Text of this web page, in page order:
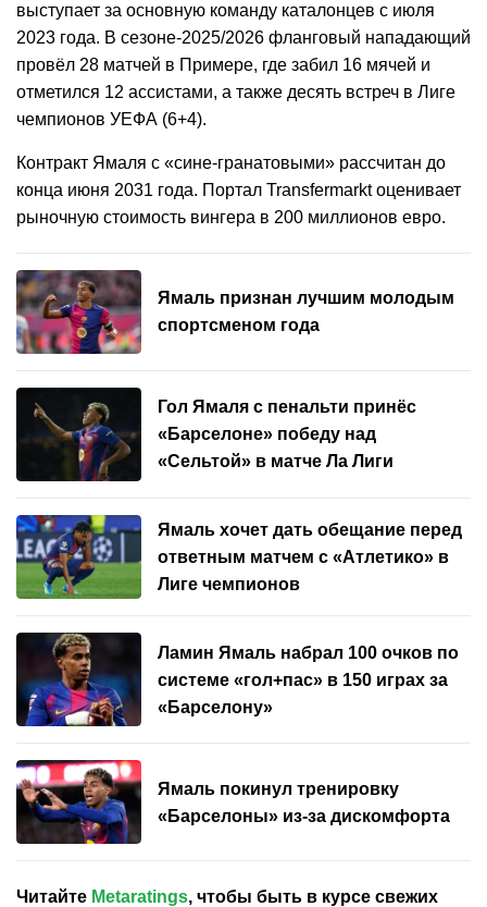
выступает за основную команду каталонцев с июля
2023 года. В сезоне-2025/2026 фланговый нападающий
провёл 28 матчей в Примере, где забил 16 мячей и
отметился 12 ассистами, а также десять встреч в Лиге
чемпионов УЕФА (6+4).
Контракт Ямаля с «сине-гранатовыми» рассчитан до
конца июня 2031 года. Портал Transfermarkt оценивает
рыночную стоимость вингера в 200 миллионов евро.
Ямаль признан лучшим молодым
спортсменом года
Гол Ямаля с пенальти принёс
«Барселоне» победу над
«Сельтой» в матче Ла Лиги
Ямаль хочет дать обещание перед
ответным матчем с «Атлетико» в
Лиге чемпионов
Ламин Ямаль набрал 100 очков по
системе «гол+пас» в 150 играх за
«Барселону»
Ямаль покинул тренировку
«Барселоны» из-за дискомфорта
Читайте Metaratings, чтобы быть в курсе свежих